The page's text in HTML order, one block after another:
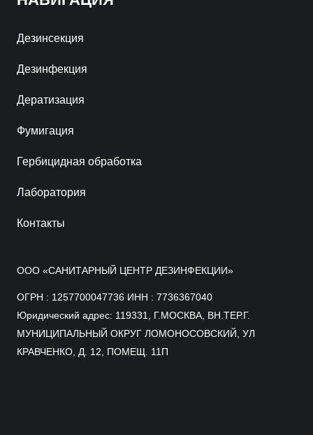
Дезинсекция
Дезинфекция
Дератизация
Фумигация
Гербицидная обработка
Лаборатория
Контакты
ООО «САНИТАРНЫЙ ЦЕНТР ДЕЗИНФЕКЦИИ»
ОГРН : 1257700047736 ИНН : 7736367040
Юридический адрес: 119331, Г.МОСКВА, ВН.ТЕР.Г.
МУНИЦИПАЛЬНЫЙ ОКРУГ ЛОМОНОСОВСКИЙ, УЛ
КРАВЧЕНКО, Д. 12, ПОМЕЩ. 11П